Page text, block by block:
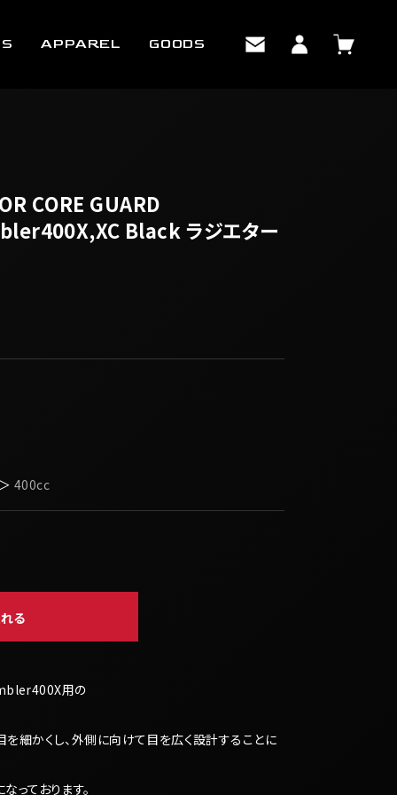
APPAREL GOODS
CORE GUARD
Black ラジエター
400cc
る
用の
細かくし、外側に向けて目を広く設計することに
っております。